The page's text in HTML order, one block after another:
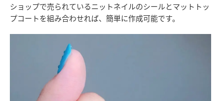
ショップで売られているニットネイルのシールとマットトッ
プコートを組み合わせれば、簡単に作成可能です。